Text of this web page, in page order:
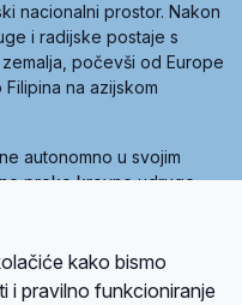
nacionalni prostor. Nakon
i radijske postaje s
počevši od Europe
na azijskom
autonomno u svojim
preko krovne udruge
je sedam članica, među
kako bismo
i pravilno funkcioniranje